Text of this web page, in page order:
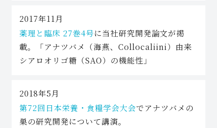
2017年11月
薬理と臨床 27巻4号に当社研究開発論文が掲
載。「アナツバメ（海燕、Collocaliini）由来
シアロオリゴ糖（SAO）の機能性」
2018年5月
第72回日本栄養・食糧学会大会でアナツバメの
巣の研究開発について講演。